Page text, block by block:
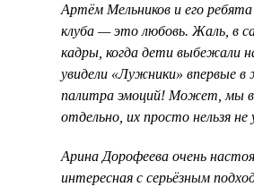
Артём Мельников и его
клуба — это любовь. Жаль, в
кадры, когда дети выбежали
увидели «Лужники» впервые
палитра эмоций! Может, мы
отдельно, их просто нельзя не
Арина Дорофеева очень
интересная с серьёзным